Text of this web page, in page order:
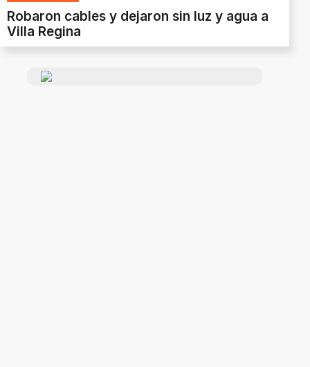
Robaron cables y dejaron sin luz y agua a
Villa Regina